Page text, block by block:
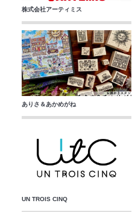
株式会社アーティミス
ありさ＆あかめがね
UN TROIS CINQ